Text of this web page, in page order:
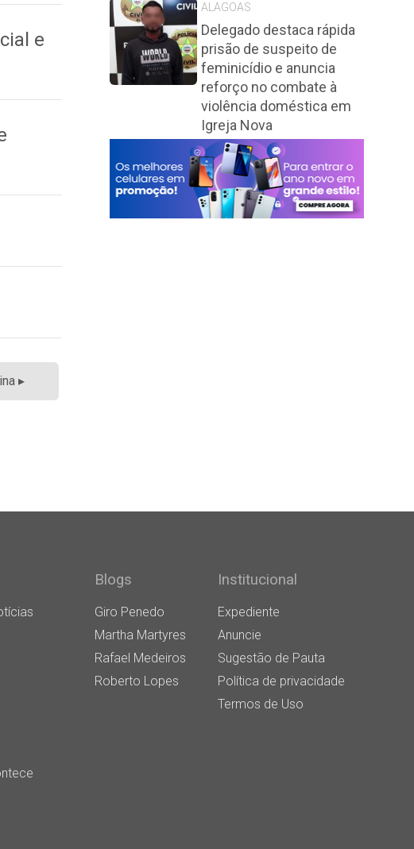
e
▸
ALAGOAS
Delegado destaca rápida
prisão de suspeito de
feminicídio e anuncia
reforço no combate à
violência doméstica em
Igreja Nova
Blogs
Giro Penedo
Martha Martyres
Rafael Medeiros
Roberto Lopes
Institucional
Expediente
Anuncie
Sugestão de Pauta
Política de privacidade
Termos de Uso